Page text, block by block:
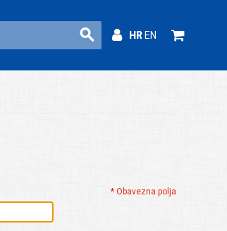
HREN
* Obavezna polja